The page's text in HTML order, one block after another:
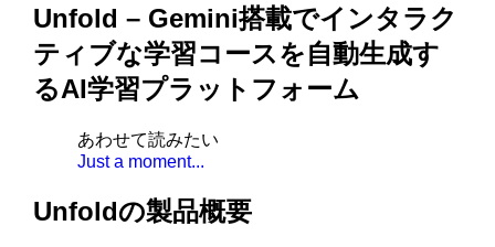
Unfold – Gemini搭載でインタラク
ティブな学習コースを自動生成す
るAI学習プラットフォーム
あわせて読みたい
Just a moment...
Unfoldの製品概要